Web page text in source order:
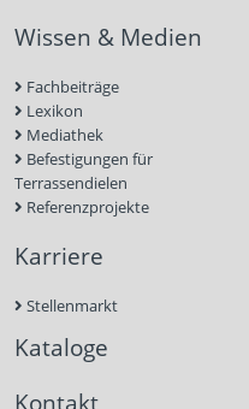
Wissen & Medien
Fachbeiträge
Lexikon
Mediathek
Befestigungen für
Terrassendielen
Referenzprojekte
Karriere
Stellenmarkt
Kataloge
Kontakt